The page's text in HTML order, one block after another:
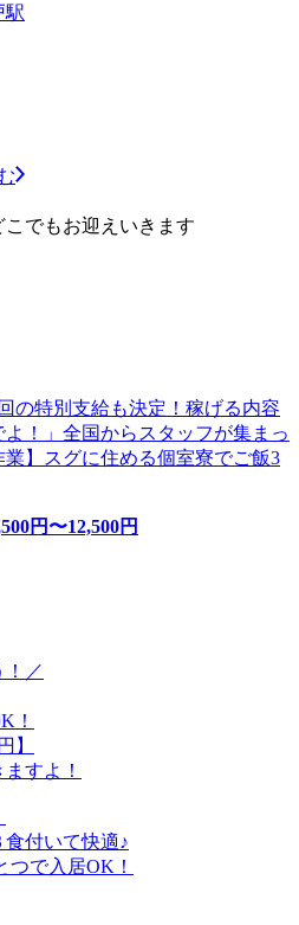
駅
でもお迎えいきます
の特別支給も決定！稼げる内容
！」全国からスタッフが集まっ
】スグに住める個室寮でご飯3
円〜12,500円
！／
！
】
すよ！
付いて快適♪
で入居OK！